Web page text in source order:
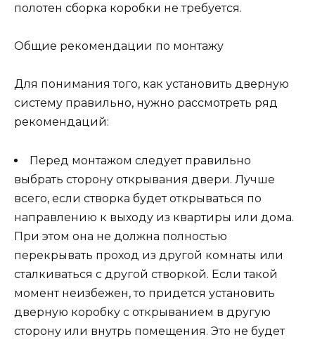
полотен сборка коробки не требуется.
Общие рекомендации по монтажу
Для понимания того, как установить дверную
систему правильно, нужно рассмотреть ряд
рекомендаций:
Перед монтажом следует правильно
выбрать сторону открывания двери. Лучше
всего, если створка будет открываться по
направлению к выходу из квартиры или дома.
При этом она не должна полностью
перекрывать проход из другой комнаты или
сталкиваться с другой створкой. Если такой
момент неизбежен, то придется установить
дверную коробку с открыванием в другую
сторону или внутрь помещения. Это не будет